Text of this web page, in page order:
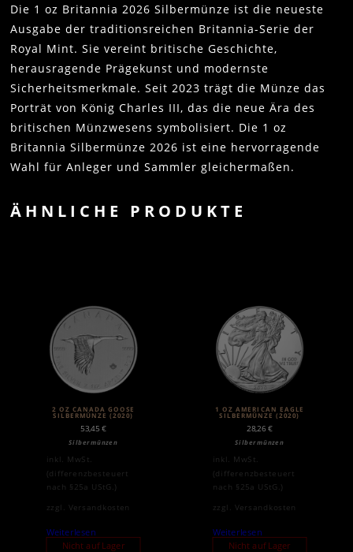
Die 1 oz Britannia 2026 Silbermünze ist die neueste
Ausgabe der traditionsreichen Britannia-Serie der
Royal Mint. Sie vereint britische Geschichte,
herausragende Prägekunst und modernste
Sicherheitsmerkmale. Seit 2023 trägt die Münze das
Porträt von König Charles III, das die neue Ära des
britischen Münzwesens symbolisiert. Die 1 oz
Britannia Silbermünze 2026 ist eine hervorragende
Wahl für Anleger und Sammler gleichermaßen.
ÄHNLICHE PRODUKTE
2 OZ CANADA GOOSE
SILBERMÜNZE (2020)
53,45€
Silbermünzen
inkl. MwSt.
(differenzbesteuert
nach §25a UStG.)
zzgl. Versandkosten
Weiterlesen
Nicht auf Lager
1 OZ AMERICAN EAGLE
SILBERMÜNZE (2020)
28,26€
Silbermünzen
inkl. MwSt.
(differenzbesteuert
nach §25a UStG.)
zzgl. Versandkosten
Weiterlesen
Nicht auf Lager